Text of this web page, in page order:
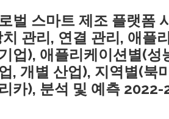
벌 스마트 제조 플랫폼
관리, 연결 관리, 애플
업), 애플리케이션별(성
, 개별 산업), 지역별(북
카), 분석 및 예측 2022-